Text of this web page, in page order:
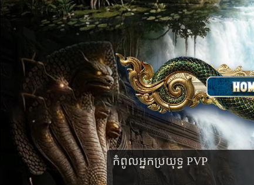
កំពូលអ្នកប្រយុទ្ធ PVP